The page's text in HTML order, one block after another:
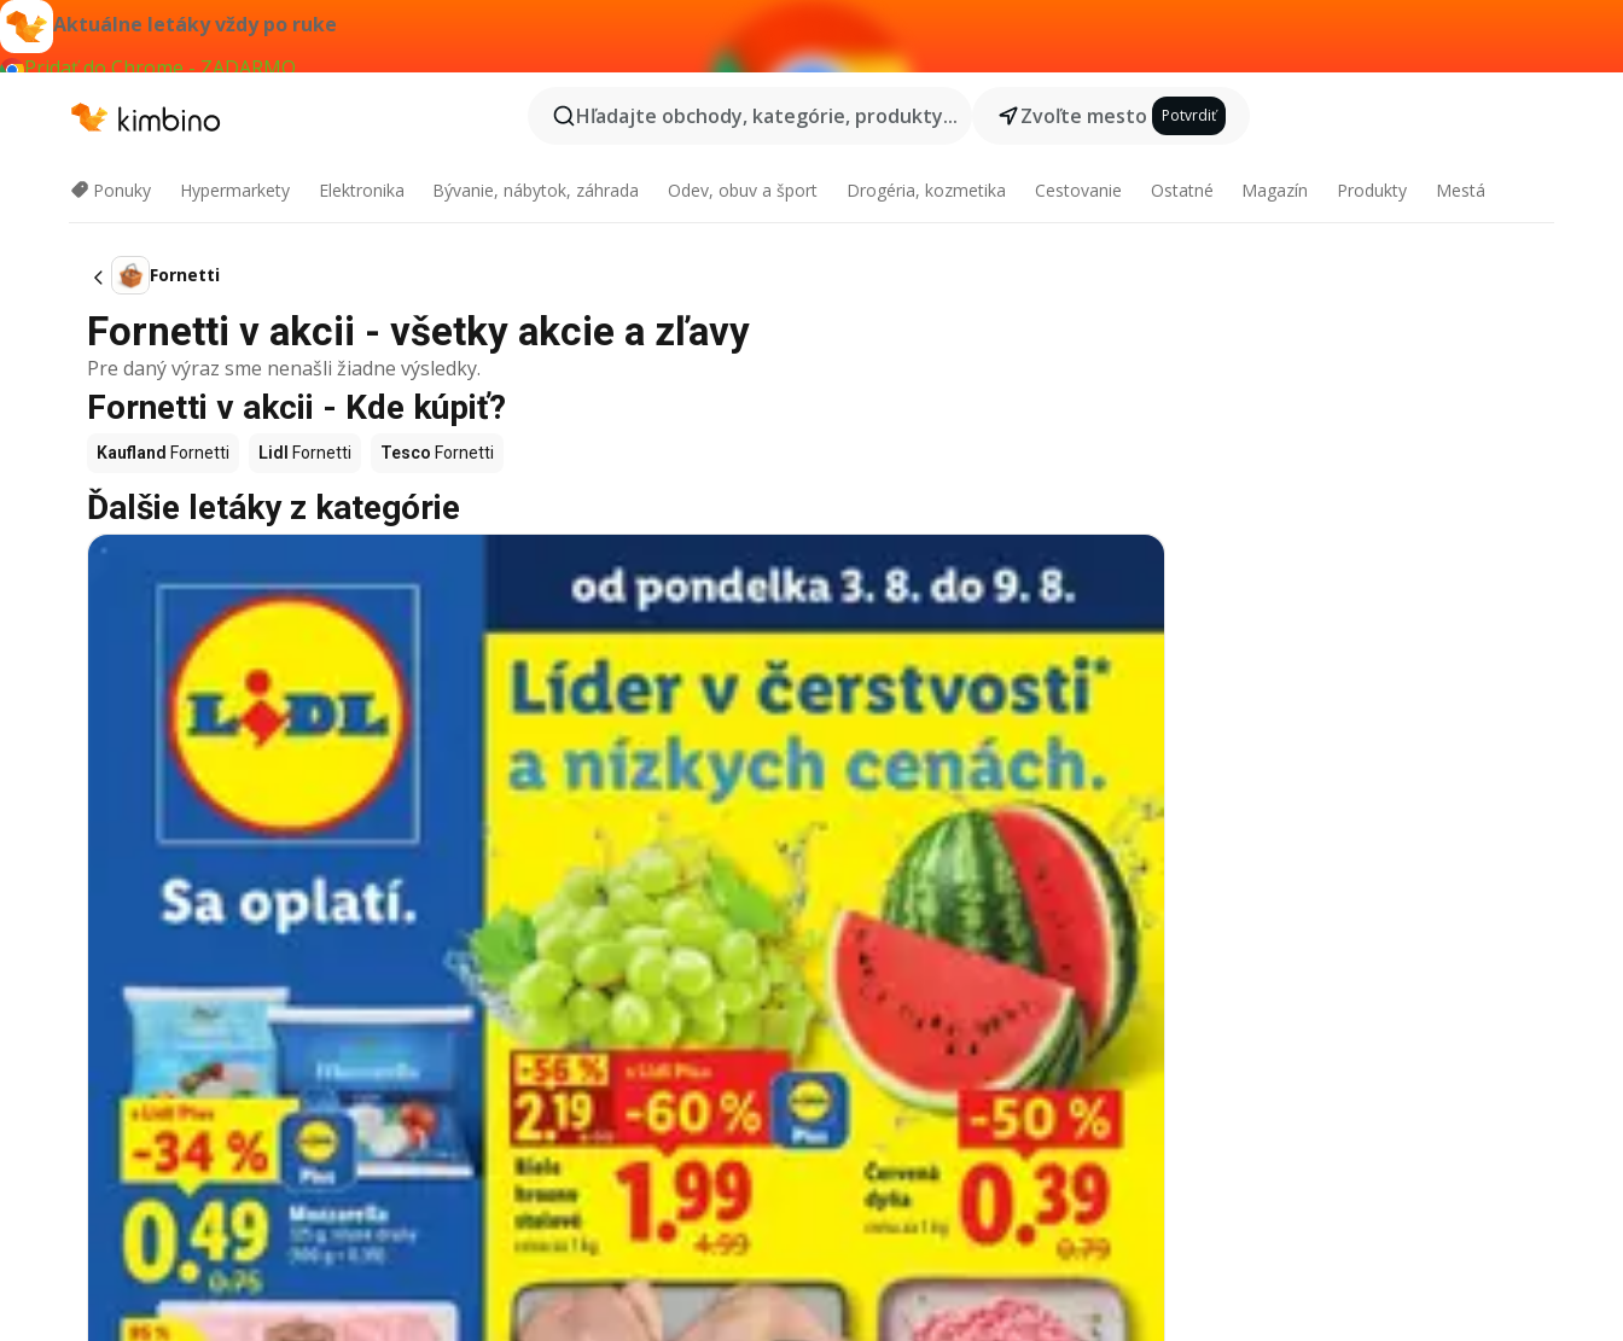
Aktuálne letáky vždy po ruke
Pridať do Chrome - ZADARMO
Hľadajte obchody, kategórie, produkty...
Zvoľte mesto Potvrdiť
Ponuky Hypermarkety Elektronika Bývanie, nábytok, záhrada Odev, obuv a šport Drogéria, kozmetika Cestovanie Ostatné Magazín Produkty Mestá
Fornetti
Fornetti v akcii - všetky akcie a zľavy
Pre daný výraz sme nenašli žiadne výsledky.
Fornetti v akcii - Kde kúpiť?
Kaufland Fornetti Lidl Fornetti Tesco Fornetti
Ďalšie letáky z kategórie